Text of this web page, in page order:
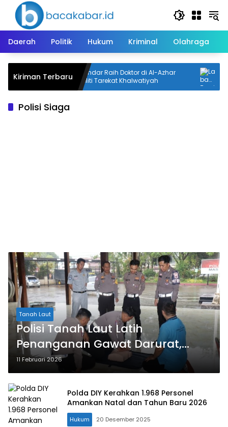
Langsung
konten
Daerah
Politik Hukum Kriminal Olahraga
Kiriman TerbaruPutra Mandar Raih Doktor di Al-Azhar
Mesir, Teliti Tarekat Khalwatiyah
Polisi Siaga
Tanah Laut
Polisi Tanah Laut Latih
Penanganan Gawat Darurat,
Respons 5 Menit Pertama Jadi
Kunci Selamatkan Korban Laka
11 Februari 2026
Polda DIY Kerahkan 1.968 Personel
Amankan Natal dan Tahun Baru 2026
Hukum 20 Desember 2025